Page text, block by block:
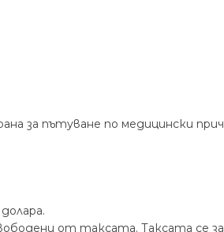
за пътуване по медицински
от таксата. Таксата се